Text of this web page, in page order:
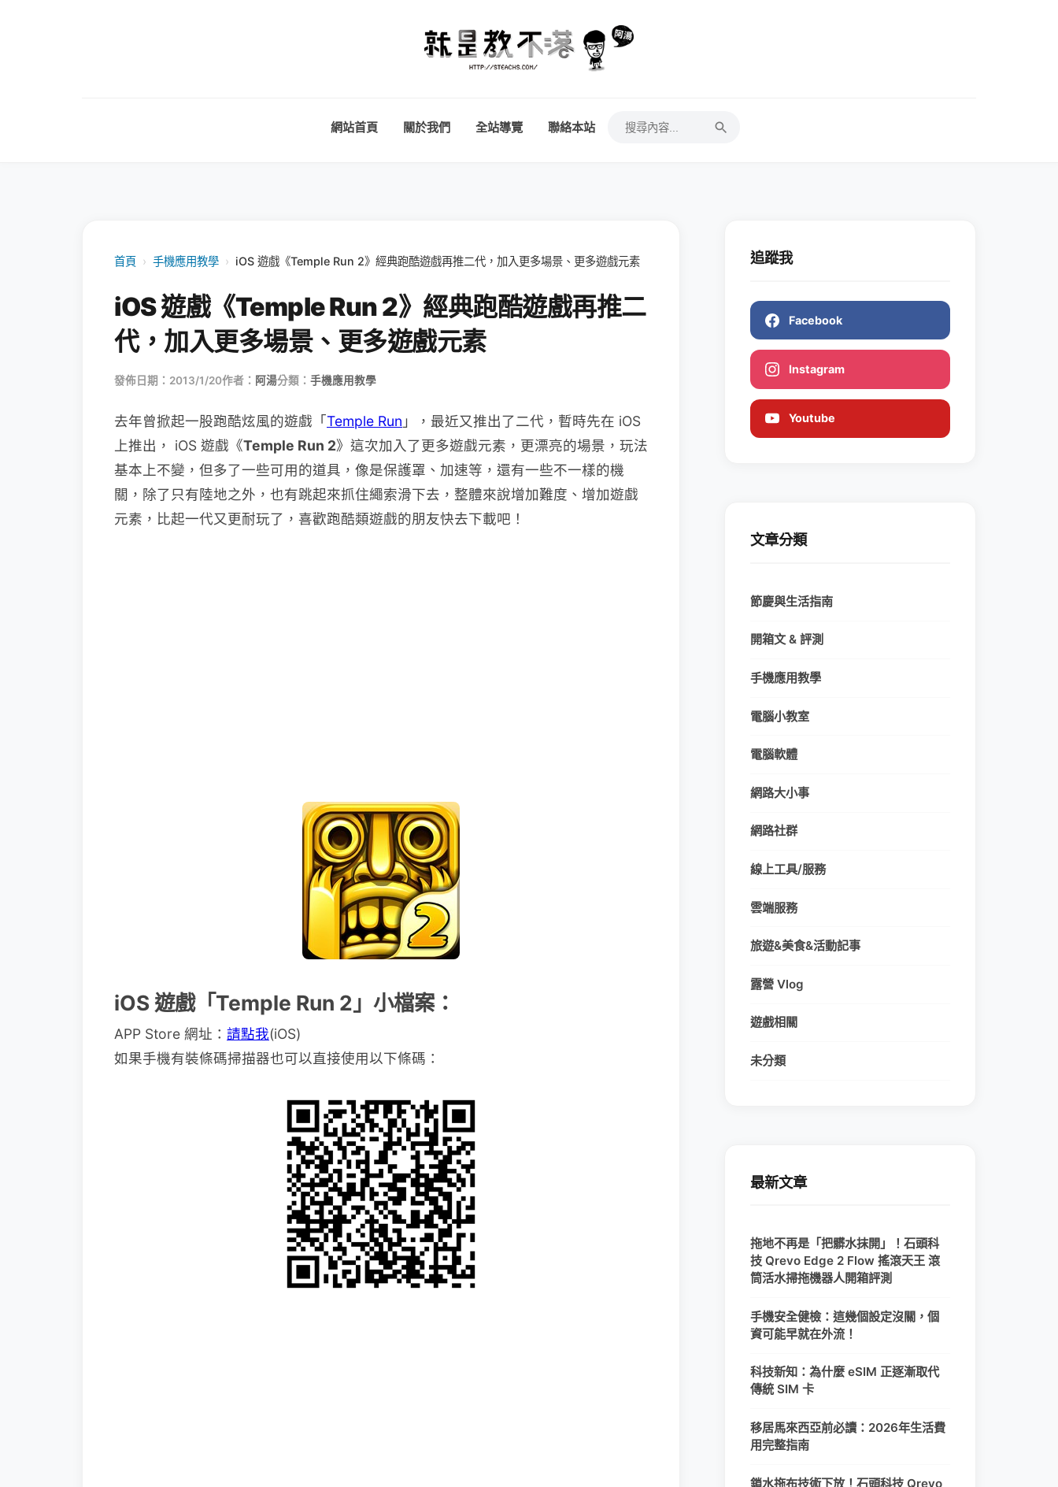
網站首頁 關於我們 全站導覽 聯絡本站
首頁 › 手機應用教學 › iOS 遊戲《Temple Run 2》經典跑酷遊戲再推二代，加入更多場景、更多遊戲元素
iOS 遊戲《Temple Run 2》經典跑酷遊戲再推二
代，加入更多場景、更多遊戲元素
發佈日期：2013/1/20作者： 阿湯分類： 手機應用教學
去年曾掀起一股跑酷炫風的遊戲「Temple Run 」，最近又推出了二代，暫時先在 iOS
上推出， iOS 遊戲《Temple Run 2》這次加入了更多遊戲元素，更漂亮的場景，玩法
基本上不變，但多了一些可用的道具，像是保護罩、加速等，還有一些不一樣的機
關，除了只有陸地之外，也有跳起來抓住繩索滑下去，整體來說增加難度、增加遊戲
元素，比起一代又更耐玩了，喜歡跑酷類遊戲的朋友快去下載吧！
iOS 遊戲「Temple Run 2」小檔案：
APP Store 網址： 請點我(iOS)
如果手機有裝條碼掃描器也可以直接使用以下條碼：
追蹤我
Facebook
Instagram
Youtube
文章分類
節慶與生活指南
開箱文 & 評測
手機應用教學
電腦小教室
電腦軟體
網路大小事
網路社群
線上工具/服務
雲端服務
旅遊&美食&活動記事
露營 Vlog
遊戲相關
未分類
最新文章
拖地不再是「把髒水抹開」！石頭科
技 Qrevo Edge 2 Flow 搖滾天王 滾
筒活水掃拖機器人開箱評測
手機安全健檢：這幾個設定沒關，個
資可能早就在外流！
科技新知：為什麼 eSIM 正逐漸取代
傳統 SIM 卡
移居馬來西亞前必讀：2026年生活費
用完整指南
鎖水拖布技術下放！石頭科技 Qrevo